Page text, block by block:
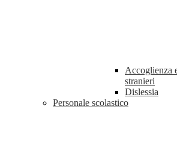
Accoglienza
stranieri
Dislessia
Personale scolastico